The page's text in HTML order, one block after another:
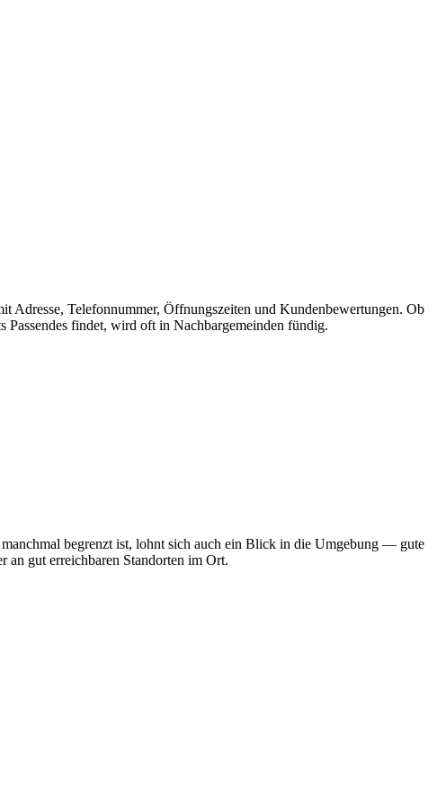
Adresse, Telefonnummer, Öffnungszeiten und Kundenbewertungen. Ob
findet, wird oft in Nachbargemeinden fündig.
begrenzt ist, lohnt sich auch ein Blick in die Umgebung — gute
an gut erreichbaren Standorten im Ort.